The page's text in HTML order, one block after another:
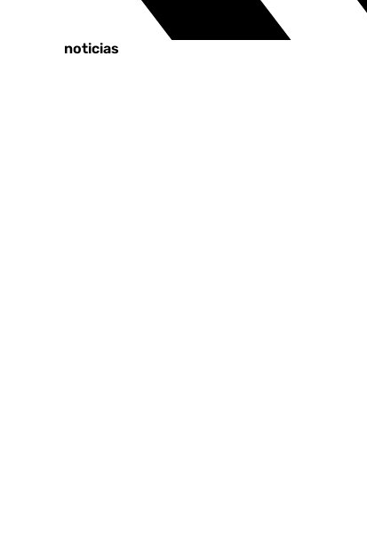
Últimas noticias